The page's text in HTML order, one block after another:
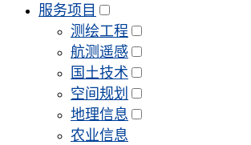
服务项目
测绘工程
航测遥感
国土技术
空间规划
地理信息
农业信息